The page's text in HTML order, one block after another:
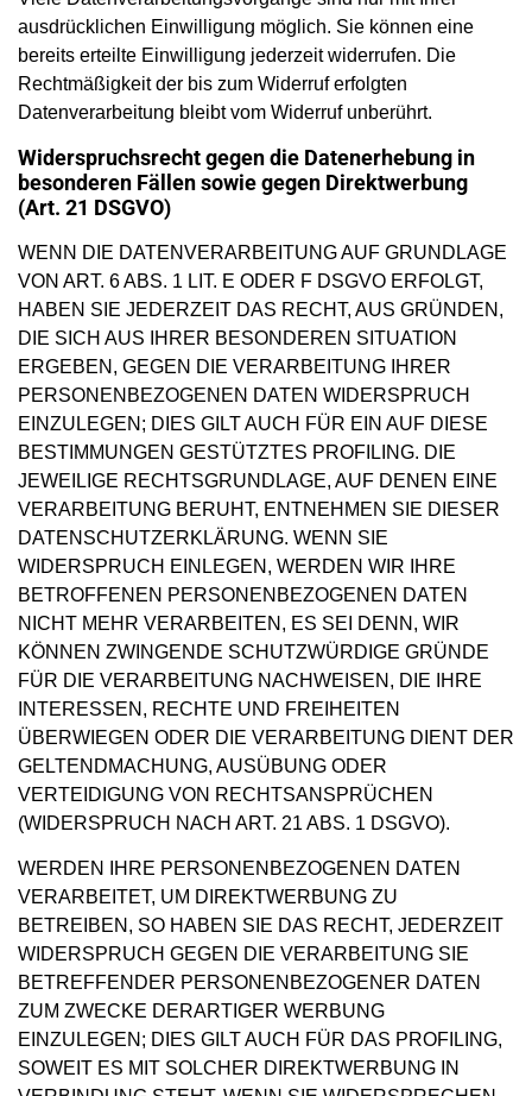
ausdrücklichen Einwilligung möglich. Sie können eine
bereits erteilte Einwilligung jederzeit widerrufen. Die
Rechtmäßigkeit der bis zum Widerruf erfolgten
Datenverarbeitung bleibt vom Widerruf unberührt.
Widerspruchsrecht gegen die Datenerhebung in
besonderen Fällen sowie gegen Direktwerbung
(Art. 21 DSGVO)
WENN DIE DATENVERARBEITUNG AUF GRUNDLAGE
VON ART. 6 ABS. 1 LIT. E ODER F DSGVO ERFOLGT,
HABEN SIE JEDERZEIT DAS RECHT, AUS GRÜNDEN,
DIE SICH AUS IHRER BESONDEREN SITUATION
ERGEBEN, GEGEN DIE VERARBEITUNG IHRER
PERSONENBEZOGENEN DATEN WIDERSPRUCH
EINZULEGEN; DIES GILT AUCH FÜR EIN AUF DIESE
BESTIMMUNGEN GESTÜTZTES PROFILING. DIE
JEWEILIGE RECHTSGRUNDLAGE, AUF DENEN EINE
VERARBEITUNG BERUHT, ENTNEHMEN SIE DIESER
DATENSCHUTZERKLÄRUNG. WENN SIE
WIDERSPRUCH EINLEGEN, WERDEN WIR IHRE
BETROFFENEN PERSONENBEZOGENEN DATEN
NICHT MEHR VERARBEITEN, ES SEI DENN, WIR
KÖNNEN ZWINGENDE SCHUTZWÜRDIGE GRÜNDE
FÜR DIE VERARBEITUNG NACHWEISEN, DIE IHRE
INTERESSEN, RECHTE UND FREIHEITEN
ÜBERWIEGEN ODER DIE VERARBEITUNG DIENT DER
GELTENDMACHUNG, AUSÜBUNG ODER
VERTEIDIGUNG VON RECHTSANSPRÜCHEN
(WIDERSPRUCH NACH ART. 21 ABS. 1 DSGVO).
WERDEN IHRE PERSONENBEZOGENEN DATEN
VERARBEITET, UM DIREKTWERBUNG ZU
BETREIBEN, SO HABEN SIE DAS RECHT, JEDERZEIT
WIDERSPRUCH GEGEN DIE VERARBEITUNG SIE
BETREFFENDER PERSONENBEZOGENER DATEN
ZUM ZWECKE DERARTIGER WERBUNG
EINZULEGEN; DIES GILT AUCH FÜR DAS PROFILING,
SOWEIT ES MIT SOLCHER DIREKTWERBUNG IN